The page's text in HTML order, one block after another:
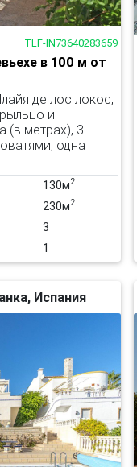
TLF-IN73640283659
в 100 м от
де лос локос,
и
(в метрах), 3
одна
130м2
230м2
3
1
Испания